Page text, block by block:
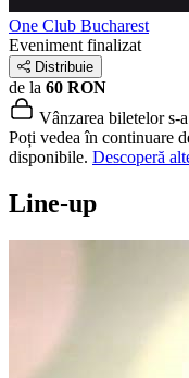
One Club Bucharest
Eveniment finalizat
Distribuie
de la 60 RON
Vânzarea biletelor s-
Poți vedea în continuare
disponibile. Descoperă
Line-up